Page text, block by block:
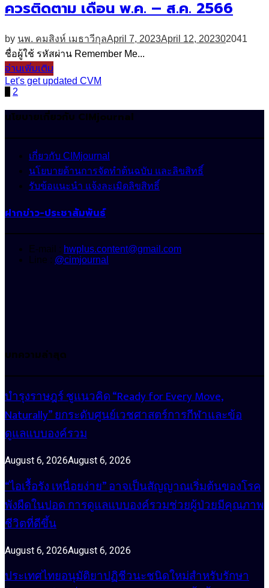
ควรติดตาม เดือน พ.ค. – ส.ค. 2566
by นพ. คมสิงห์ เมธาวีกุลApril 7, 2023April 12, 202302041
ชื่อผู้ใช้ รหัสผ่าน Remember Me...
อ่านเพิ่มเติม
Let's get updated CVM
Posts
pagination
2
นโยบายเกี่ยวกับ CIMjournal
เกี่ยวกับ CIMjournal
นโยบายด้านการจัดทำต้นฉบับ และลิขสิทธิ์
รับข้อแนะนำ แจ้งละเมิดลิขสิทธิ์
ฝากข่าว-ประชาสัมพันธ์
E-mail : hwplus.content@gmail.com
Line : @cimjournal
บทความล่าสุด
บำรุงราษฎร์ ชูแนวคิด “Ready for Every Move,
Naturally” ยกระดับศูนย์เวชศาสตร์การกีฬาและข้อ
ดูแลแบบองค์รวม
August 6, 2026August 6, 2026
“ไอเรื้อรัง เหนื่อยง่าย” อาจเป็นสัญญาณเริ่มต้นของโรค
พังผืดในปอด การดูแลแบบองค์รวมช่วยผู้ป่วยมีคุณภาพ
ชีวิตที่ดีขึ้น
August 6, 2026August 6, 2026
ประเทศไทยอนุมัติยาปฏิชีวนะชนิดใหม่สำหรับรักษา